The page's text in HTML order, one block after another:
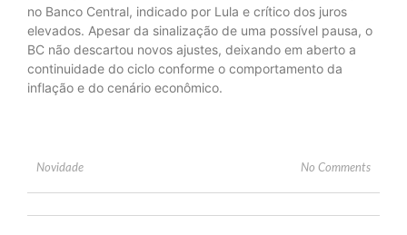
no Banco Central, indicado por Lula e crítico dos juros
elevados. Apesar da sinalização de uma possível pausa, o
BC não descartou novos ajustes, deixando em aberto a
continuidade do ciclo conforme o comportamento da
inflação e do cenário econômico.
Novidade No Comments